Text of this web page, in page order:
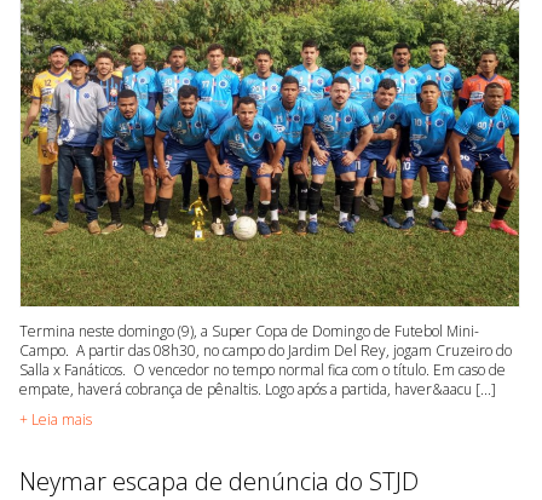
Termina neste domingo (9), a Super Copa de Domingo de Futebol Mini-
Campo. A partir das 08h30, no campo do Jardim Del Rey, jogam Cruzeiro do
Salla x Fanáticos. O vencedor no tempo normal fica com o título. Em caso de
empate, haverá cobrança de pênaltis. Logo após a partida, haver&aacu [...]
+ Leia mais
Neymar escapa de denúncia do STJD